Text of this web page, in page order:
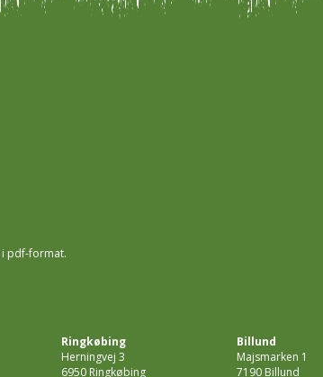
i pdf-format.
Ringkøbing
Herningvej 3
6950 Ringkøbing
Billund
Majsmarken 1
7190 Billund